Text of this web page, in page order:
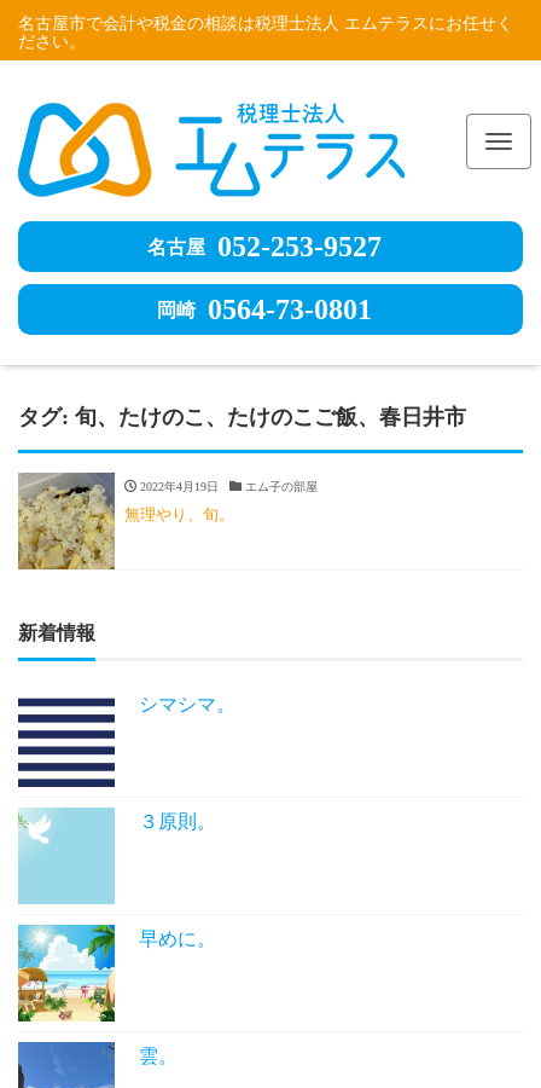
名古屋市で会計や税金の相談は税理士法人 エムテラスにお任せく
ださい。
名古屋 052-253-9527
岡崎 0564-73-0801
タグ: 旬、たけのこ、たけのこご飯、春日井市
2022年4月19日 エム子の部屋
無理やり、旬。
新着情報
シマシマ。
３原則。
早めに。
雲。